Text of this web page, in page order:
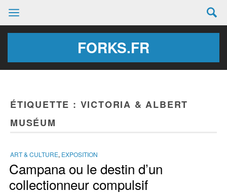
FORKS.FR
ÉTIQUETTE : VICTORIA & ALBERT
MUSÉUM
ART & CULTURE, EXPOSITION
Campana ou le destin d’un
collectionneur compulsif